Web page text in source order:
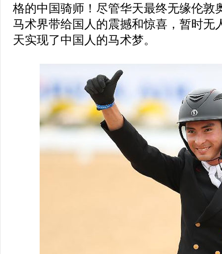
格的中国骑师！尽管华天最终无缘伦敦
马术界带给国人的震撼和惊喜，暂时无
天实现了中国人的马术梦。